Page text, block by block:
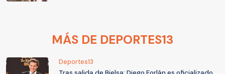
MÁS DE DEPORTES13
Deportes13